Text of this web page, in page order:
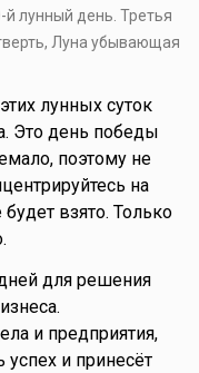
й лунный день. Третья
Луна убывающая
лунных суток
Это день победы
поэтому не
на
взято. Только
для решения
и предприятия,
успех и принесёт